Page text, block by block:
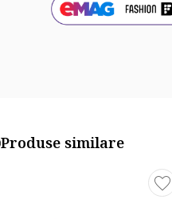
Produse similare